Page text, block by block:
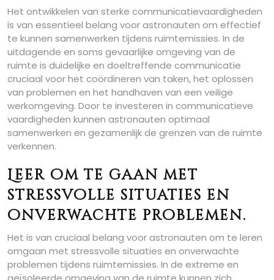
Het ontwikkelen van sterke communicatievaardigheden
is van essentieel belang voor astronauten om effectief
te kunnen samenwerken tijdens ruimtemissies. In de
uitdagende en soms gevaarlijke omgeving van de
ruimte is duidelijke en doeltreffende communicatie
cruciaal voor het coördineren van taken, het oplossen
van problemen en het handhaven van een veilige
werkomgeving. Door te investeren in communicatieve
vaardigheden kunnen astronauten optimaal
samenwerken en gezamenlijk de grenzen van de ruimte
verkennen.
Leer om te gaan met
stressvolle situaties en
onverwachte problemen.
Het is van cruciaal belang voor astronauten om te leren
omgaan met stressvolle situaties en onverwachte
problemen tijdens ruimtemissies. In de extreme en